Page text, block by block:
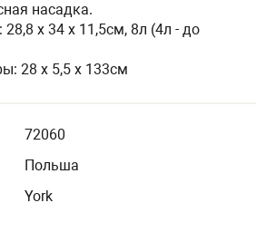
насадка.
х 34 х 11,5см, 8л (4л - до
28 х 5,5 х 133см
72060
Польша
York